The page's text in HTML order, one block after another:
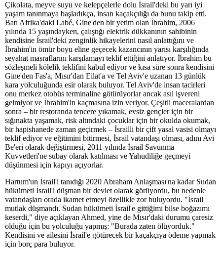
Çikolata, meyve suyu ve kelepçelerle dolu İsrail'deki bu yarı iyi
yaşam tanınmaya başladıkça, insan kaçakçılığı da bunu takip etti.
Batı Afrika'daki Labé, Gine'den bir yetim olan İbrahim, 2006
yılında 15 yaşındayken, çalıştığı elektrik dükkanının sahibinin
kendisine İsrail'deki zenginlik hikayelerini nasıl anlattığını ve
İbrahim'in ömür boyu eline geçecek kazancının yarısı karşılığında
seyahat masraflarını karşılamayı teklif ettiğini anlatıyor. İbrahim bu
sözleşmeli kölelik teklifini kabul ediyor ve kısa süre sonra kendisini
Gine'den Fas'a, Mısır'dan Eilat'a ve Tel Aviv'e uzanan 13 günlük
kara yolculuğunda esir olarak buluyor. Tel Aviv'de insan tacirleri
onu merkez otobüs terminaline götürüyorlar ancak asıl işvereni
gelmiyor ve İbrahim'in kaçmasına izin veriyor. Çeşitli maceralardan
sonra – bir restoranda tencere yıkamak, evsiz gençler için bir
sığınakta yaşamak, risk altındaki çocuklar için bir okulda okumak,
bir hapishanede zaman geçirmek – İsrailli bir çift yasal vasisi olmayı
teklif ediyor ve eğitimini bitirmesi, İsrail vatandaşı olması, adını Avi
Be'eri olarak değiştirmesi, 2011 yılında İsrail Savunma
Kuvvetleri'ne subay olarak katılması ve Yahudiliğe geçmeyi
düşünmesi için kapıyı açıyorlar.
Hartum'un İsrail'i tanıdığı 2020 Abraham Anlaşması'na kadar Sudan
hükümeti İsrail'i düşman bir devlet olarak görüyordu, bu nedenle
vatandaşları orada ikamet etmeyi özellikle zor buluyordu. "İsrail
mutlak düşmandı. Sudan hükümeti İsrail'e gittiğimi bilse boğazımı
keserdi," diye açıklayan Ahmed, yine de Mısır'daki durumu çaresiz
olduğu için bu yolculuğu yapmış: "Burada zaten ölüyorduk."
Kendisini ve ailesini İsrail'e götürecek bir kaçakçıya ödeme yapmak
için borç para buluyor.